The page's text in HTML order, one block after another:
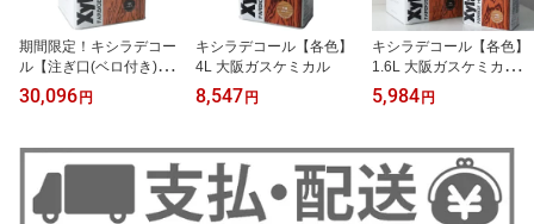
期間限定！キシラデコー
ル【注ぎ口(ベロ付き)各
色】16L 大阪ガスケミカ
ル
30,096円
キシラデコール【各色】
4L 大阪ガスケミカル
8,547円
キシラデコール【各色】
1.6L 大阪ガスケミカル・
カンペハピオ
5,984円